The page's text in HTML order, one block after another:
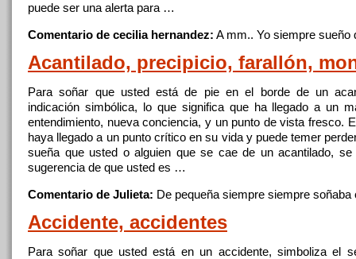
puede ser una alerta para …
Comentario de cecilia hernandez: Amm.. Yo siempre sueño
Acantilado, precipicio, farallón,
Parasoñar queusted está de pie enel borde de un
indicación simbólica, lo quesignifica queha llegadoa un
entendimiento, nueva conciencia, y un punto de vista fresco.
haya llegadoa un punto crítico en su vida y puede temer
sueña queusted o alguien que se caede un acantilado, se
sugerencia de que usted es …
Comentario de Julieta: De pequeña siempre siempre
Accidente, accidentes
Parasoñar queusted está en un accidente, simbolizael